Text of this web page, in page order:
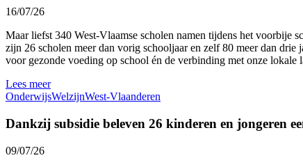
16/07/26
Maar liefst 340 West-Vlaamse scholen namen tijdens het voorbije
zijn 26 scholen meer dan vorig schooljaar en zelf 80 meer dan
voor gezonde voeding op school én de verbinding met onze
Lees meer
OnderwijsWelzijnWest-Vlaanderen
Dankzij subsidie beleven 26 kinderen en jongeren
09/07/26